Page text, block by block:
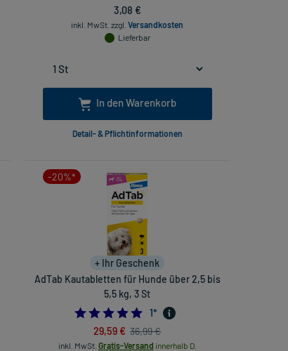
3,08 €
inkl. MwSt. zzgl.Versandkosten
Lieferbar
In den Warenkorb
Detail- & Pflichtinformationen
-20%*
+ Ihr Geschenk
AdTab Kautabletten für Hunde über 2,5 bis
5,5 kg, 3 St
5.0
1*
29,59 € 36,99 €
inkl. MwSt. Gratis-Versand innerhalb D.